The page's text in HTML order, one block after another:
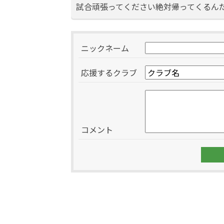
試合頑張ってください絶対帰ってくるん
ニックネーム
応援するクラブ
コメント